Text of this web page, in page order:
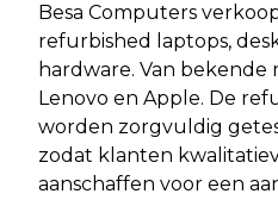
Besa Computers
refurbished laptops,
hardware. Van bekende
Lenovo en Apple. De
worden zorgvuldig
zodat klanten
aanschaffen voor een